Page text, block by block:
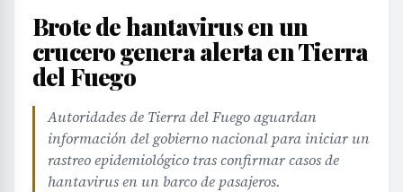
Brote de hantavirus en un
crucero genera alerta en Tierra
del Fuego
Autoridades de Tierra del Fuego aguardan
información del gobierno nacional para iniciar un
rastreo epidemiológico tras confirmar casos de
hantavirus en un barco de pasajeros.